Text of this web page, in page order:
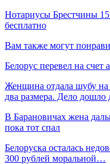
Нотариусы Брестчины 15
бесплатно
Вам также могут
Белорус перевел на счет
Женщина отдала шубу на
два размера. Дело
В Барановичах жена
пока тот спал
Белоруска осталась
300 рублей моральной…